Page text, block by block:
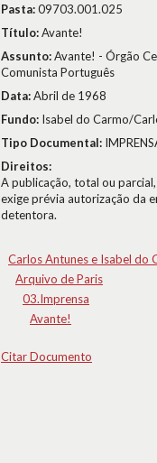
Pasta:09703.001.025
Título:Avante!
Assunto:Avante! - Órgão
Comunista Português
Data:Abril de 1968
Fundo: Isabel do Carmo/
Tipo Documental:
Direitos:
A publicação, total ou
exige prévia autorização da
detentora.
Carlos Antunes e Isabel do
Arquivo de Paris
03.Imprensa
Avante!
Citar Documento